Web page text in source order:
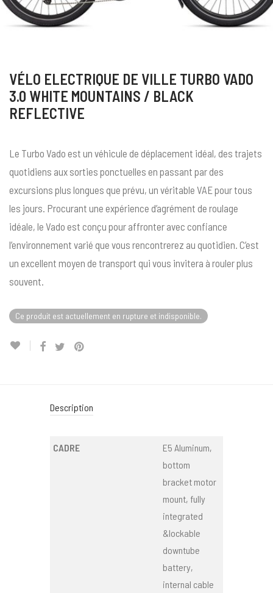
VÉLO ELECTRIQUE DE VILLE TURBO VADO
3.0 WHITE MOUNTAINS / BLACK
REFLECTIVE
Le Turbo Vado est un véhicule de déplacement idéal, des trajets
quotidiens aux sorties ponctuelles en passant par des
excursions plus longues que prévu, un véritable VAE pour tous
les jours. Procurant une expérience d’agrément de roulage
idéale, le Vado est conçu pour affronter avec confiance
l’environnement varié que vous rencontrerez au quotidien. C’est
un excellent moyen de transport qui vous invitera à rouler plus
souvent.
Ce produit est actuellement en rupture et indisponible.
Description
CADRE
E5 Aluminum,
bottom
bracket motor
mount, fully
integrated
&lockable
downtube
battery,
internal cable